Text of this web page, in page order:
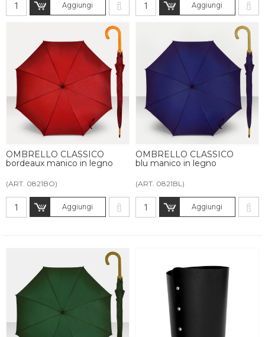
Aggiungi Aggiungi
OMBRELLO CLASSICO
bordeaux manico in legno
(ART. 0821BO)
Aggiungi
OMBRELLO CLASSICO
blu manico in legno
(ART. 0821BL)
Aggiungi